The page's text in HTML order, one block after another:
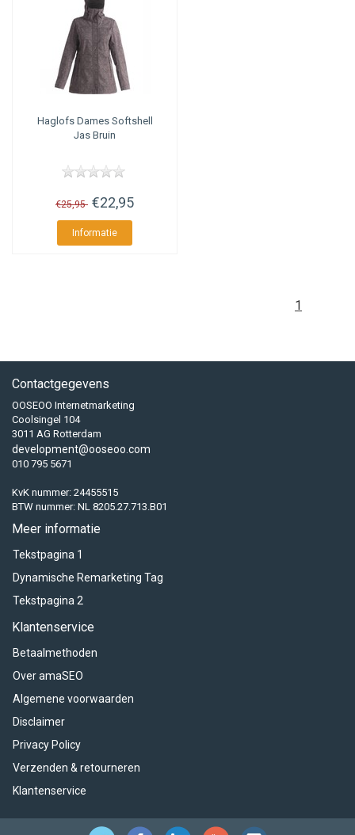
HaglofsDames Softshell
Jas Bruin
€25,95 €22,95
Informatie
1
Contactgegevens
OOSEOO Internetmarketing
Coolsingel 104
3011 AG Rotterdam
development@ooseoo.com
010 795 5671
KvK nummer: 24455515
BTW nummer: NL 8205.27.713.B01
Meer informatie
Tekstpagina 1
Dynamische Remarketing Tag
Tekstpagina 2
Klantenservice
Betaalmethoden
Over amaSEO
Algemene voorwaarden
Disclaimer
Privacy Policy
Verzenden & retourneren
Klantenservice